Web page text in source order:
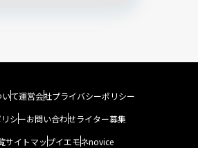
いて運営会社プライバシーポリシー
シーお問い合わせライター募集
サイトマップイエモネnovice